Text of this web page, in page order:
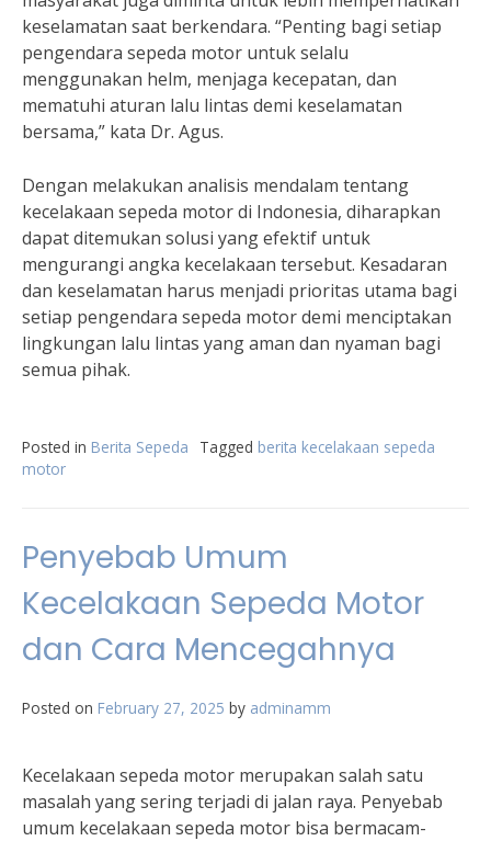
keselamatan saat berkendara. “Penting bagi setiap
pengendara sepeda motor untuk selalu
menggunakan helm, menjaga kecepatan, dan
mematuhi aturan lalu lintas demi keselamatan
bersama,” kata Dr. Agus.
Dengan melakukan analisis mendalam tentang
kecelakaan sepeda motor di Indonesia, diharapkan
dapat ditemukan solusi yang efektif untuk
mengurangi angka kecelakaan tersebut. Kesadaran
dan keselamatan harus menjadi prioritas utama bagi
setiap pengendara sepeda motor demi menciptakan
lingkungan lalu lintas yang aman dan nyaman bagi
semua pihak.
Posted in Berita Sepeda Tagged berita kecelakaan sepeda
motor
Penyebab Umum
Kecelakaan Sepeda Motor
dan Cara Mencegahnya
Posted on February 27, 2025 by adminamm
Kecelakaan sepeda motor merupakan salah satu
masalah yang sering terjadi di jalan raya. Penyebab
umum kecelakaan sepeda motor bisa bermacam-